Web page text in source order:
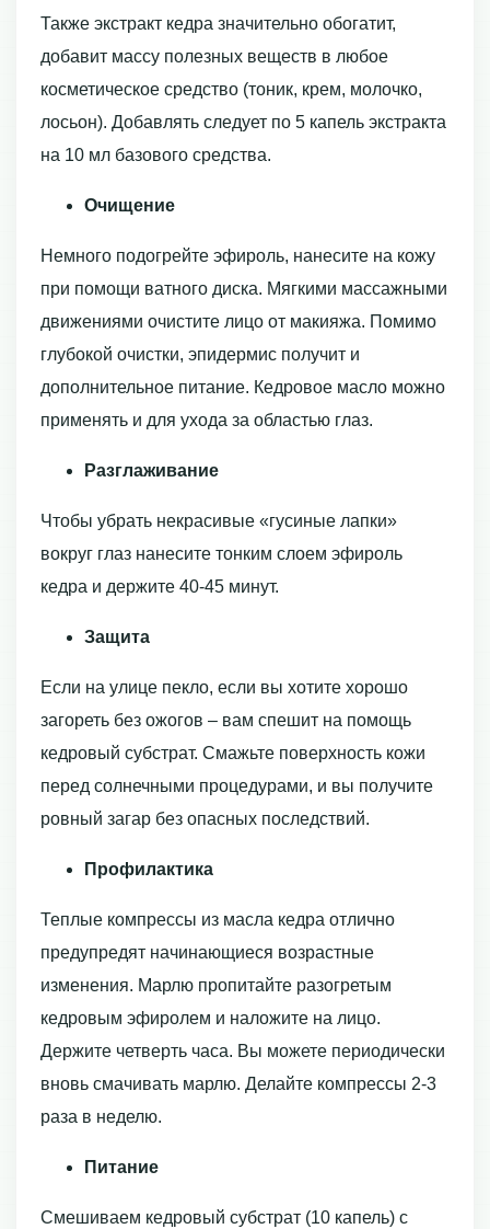
Также экстракт кедра значительно обогатит,
добавит массу полезных веществ в любое
косметическое средство (тоник, крем, молочко,
лосьон). Добавлять следует по 5 капель экстракта
на 10 мл базового средства.
Очищение
Немного подогрейте эфироль, нанесите на кожу
при помощи ватного диска. Мягкими массажными
движениями очистите лицо от макияжа. Помимо
глубокой очистки, эпидермис получит и
дополнительное питание. Кедровое масло можно
применять и для ухода за областью глаз.
Разглаживание
Чтобы убрать некрасивые «гусиные лапки»
вокруг глаз нанесите тонким слоем эфироль
кедра и держите 40-45 минут.
Защита
Если на улице пекло, если вы хотите хорошо
загореть без ожогов – вам спешит на помощь
кедровый субстрат. Смажьте поверхность кожи
перед солнечными процедурами, и вы получите
ровный загар без опасных последствий.
Профилактика
Теплые компрессы из масла кедра отлично
предупредят начинающиеся возрастные
изменения. Марлю пропитайте разогретым
кедровым эфиролем и наложите на лицо.
Держите четверть часа. Вы можете периодически
вновь смачивать марлю. Делайте компрессы 2-3
раза в неделю.
Питание
Смешиваем кедровый субстрат (10 капель) с